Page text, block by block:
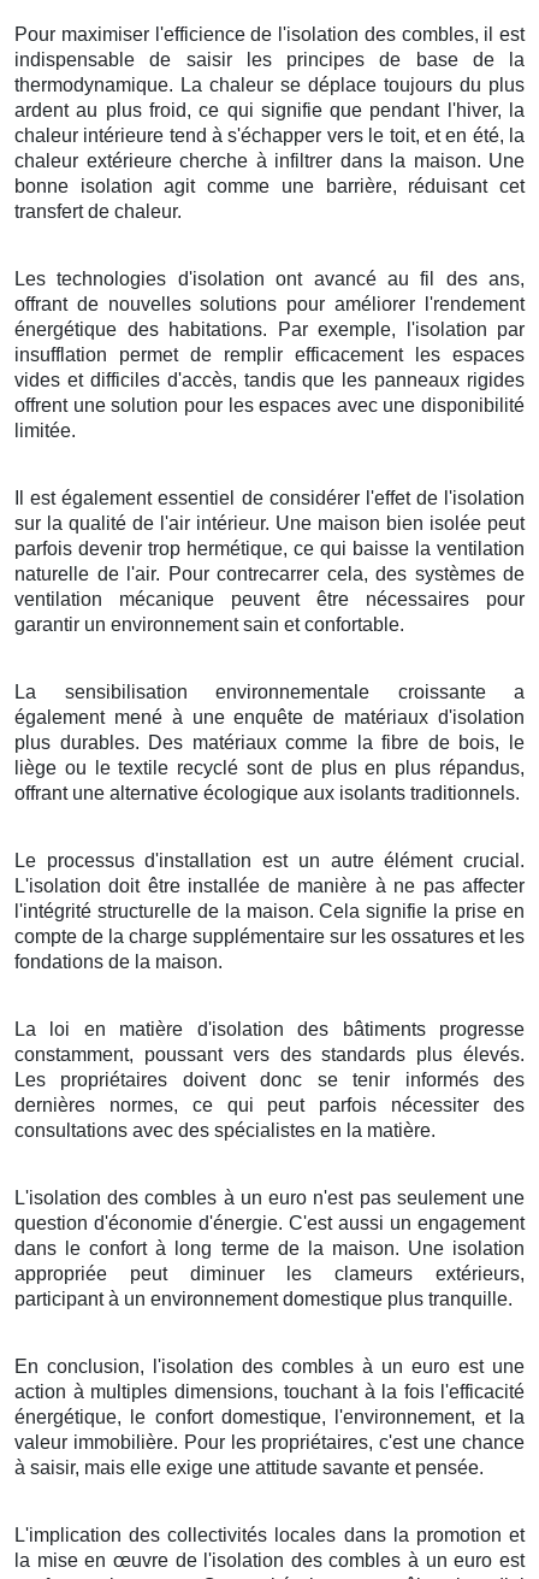
Pour maximiser l'efficience de l'isolation des combles, il est
indispensable de saisir les principes de base de la
thermodynamique. La chaleur se déplace toujours du plus
ardent au plus froid, ce qui signifie que pendant l'hiver, la
chaleur intérieure tend à s'échapper vers le toit, et en été, la
chaleur extérieure cherche à infiltrer dans la maison. Une
bonne isolation agit comme une barrière, réduisant cet
transfert de chaleur.
Les technologies d'isolation ont avancé au fil des ans,
offrant de nouvelles solutions pour améliorer l'rendement
énergétique des habitations. Par exemple, l'isolation par
insufflation permet de remplir efficacement les espaces
vides et difficiles d'accès, tandis que les panneaux rigides
offrent une solution pour les espaces avec une disponibilité
limitée.
Il est également essentiel de considérer l'effet de l'isolation
sur la qualité de l'air intérieur. Une maison bien isolée peut
parfois devenir trop hermétique, ce qui baisse la ventilation
naturelle de l'air. Pour contrecarrer cela, des systèmes de
ventilation mécanique peuvent être nécessaires pour
garantir un environnement sain et confortable.
La sensibilisation environnementale croissante a
également mené à une enquête de matériaux d'isolation
plus durables. Des matériaux comme la fibre de bois, le
liège ou le textile recyclé sont de plus en plus répandus,
offrant une alternative écologique aux isolants traditionnels.
Le processus d'installation est un autre élément crucial.
L'isolation doit être installée de manière à ne pas affecter
l'intégrité structurelle de la maison. Cela signifie la prise en
compte de la charge supplémentaire sur les ossatures et les
fondations de la maison.
La loi en matière d'isolation des bâtiments progresse
constamment, poussant vers des standards plus élevés.
Les propriétaires doivent donc se tenir informés des
dernières normes, ce qui peut parfois nécessiter des
consultations avec des spécialistes en la matière.
L'isolation des combles à un euro n'est pas seulement une
question d'économie d'énergie. C'est aussi un engagement
dans le confort à long terme de la maison. Une isolation
appropriée peut diminuer les clameurs extérieurs,
participant à un environnement domestique plus tranquille.
En conclusion, l'isolation des combles à un euro est une
action à multiples dimensions, touchant à la fois l'efficacité
énergétique, le confort domestique, l'environnement, et la
valeur immobilière. Pour les propriétaires, c'est une chance
à saisir, mais elle exige une attitude savante et pensée.
L'implication des collectivités locales dans la promotion et
la mise en œuvre de l'isolation des combles à un euro est